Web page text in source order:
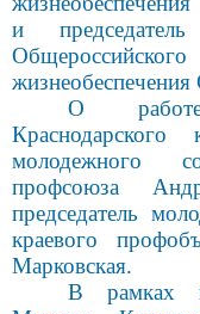
и
О
Краснодарского
молодежного
профсоюза
председатель
краевого
Марковская.
В рамках